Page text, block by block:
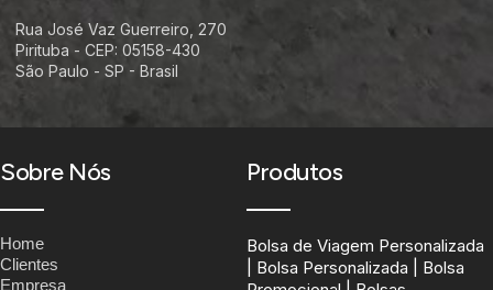
Rua José Vaz Guerreiro, 270
Pirituba - CEP: 05158-430
São Paulo - SP - Brasil
Sobre Nós
Home
Clientes
Empresa
Produtos
Bolsa de Viagem Personalizada
| Bolsa Personalizada | Bolsa